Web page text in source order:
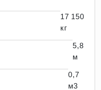
17 150
кг
5,8
м
0,7
м3